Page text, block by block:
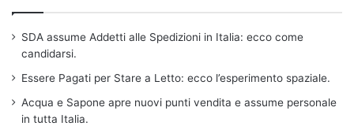
SDA assume Addetti alle Spedizioni in Italia: ecco come
candidarsi.
Essere Pagati per Stare a Letto: ecco l’esperimento spaziale.
Acqua e Sapone apre nuovi punti vendita e assume personale
in tutta Italia.